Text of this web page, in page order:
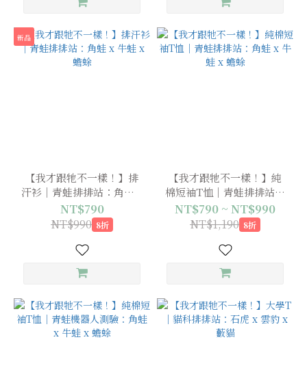
新品
【我才跟牠不一樣！】排
汗衫｜青蛙排排站：角蛙 x
牛蛙 x 蟾蜍
NT$790
NT$990 8折
【我才跟牠不一樣！】純
棉短袖T恤｜青蛙排排站：
角蛙 x 牛蛙 x 蟾蜍
NT$790 ~ NT$990
NT$1,190 8折